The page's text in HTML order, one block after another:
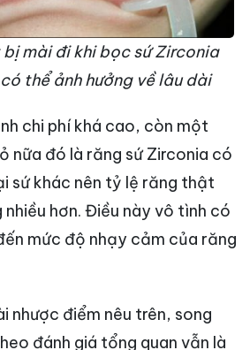
mài đi khi bọc sứ Zirconia
thể ảnh hưởng về lâu dài
chi phí khá cao, còn một
nữa đó là răng sứ Zirconia có
sứ khác nên tỷ lệ răng thật
nhiều hơn. Điều này vô tình có
mức độ nhạy cảm của răng
nhược điểm nêu trên, song
đánh giá tổng quan vẫn là